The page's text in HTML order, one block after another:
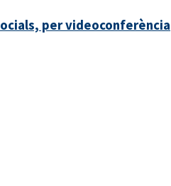
per videoconferència